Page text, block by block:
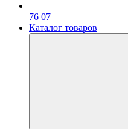
76 07
Каталог товаров